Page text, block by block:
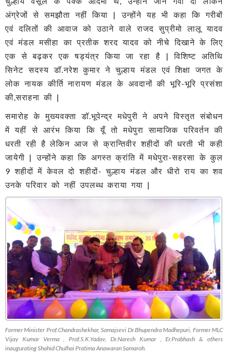
अंग्रेजों से समझौता नहीं किया | उन्होंने यह भी कहा कि गरीबों
एवं दलितों की आवाज को उठाने वाले राजद सुप्रीमो लालू यादव
एवं मंडल मसीहा का प्रतीक शरद यादव को नीचे दिखाने के लिए
एक से बढ़कर एक षड्यंत्र किया जा रहा है | विशिष्ट अतिथि
सिनेट सदस्य डॉ.नरेश कुमार ने चुल्हाय मंडल एवं शिक्षा जगत के
लोक नायक कीर्ति नारायण मंडल के अवदानों की भूरि-भूरि प्रसंशा
की,सराहना की |
समारोह के मुख्यवक्ता डॉ.भूपेन्द्र मधेपुरी ने अपने विस्तृत संबोधन
में यहीं से आरंभ किया कि यूँ तो मधेपुरा सामाजिक परिवर्तन की
धरती रही है लेकिन आज से क्रान्तिवीर शहीदों की धरती भी कही
जायेगी | उन्होंने कहा कि अगस्त क्रांति में मधेपुरा-सहरसा के कुल
9 शहीदों में केवल दो शहीदों- चुल्हाय मंडल और धीरो राय का शव
उनके परिवार को नहीं उपलब्ध कराया गया |
Former Minister Prof.Chandrashekhar, Samajsevi Dr.Bhupendra Madhepuri, Former MLC
Vijay Kumar Verma , Prof.S.K.Yadav, Dr.Naresh Kumar , Er.Prabhash & others
inaugurating Shahid Chulhai Pratima Anawaran Samaroh.